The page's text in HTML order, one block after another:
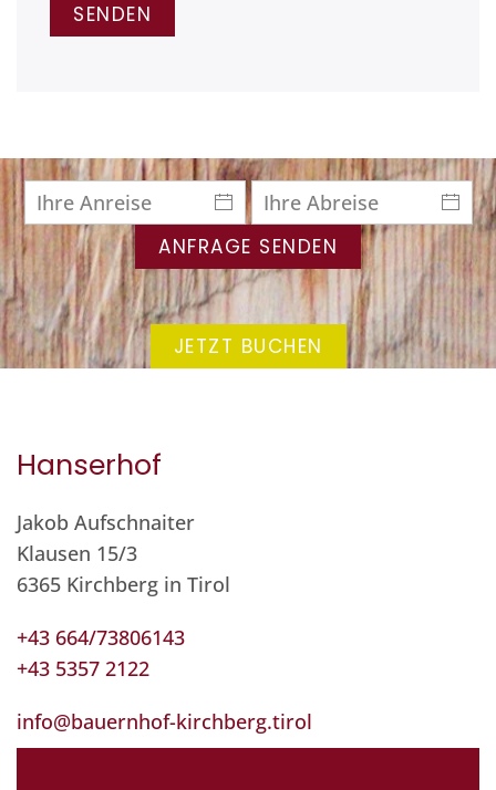
SENDEN
ANFRAGE SENDEN
JETZT BUCHEN
Hanserhof
Jakob Aufschnaiter
Klausen 15/3
6365 Kirchberg in Tirol
+43 664/73806143
+43 5357 2122
info@bauernhof-kirchberg.tirol